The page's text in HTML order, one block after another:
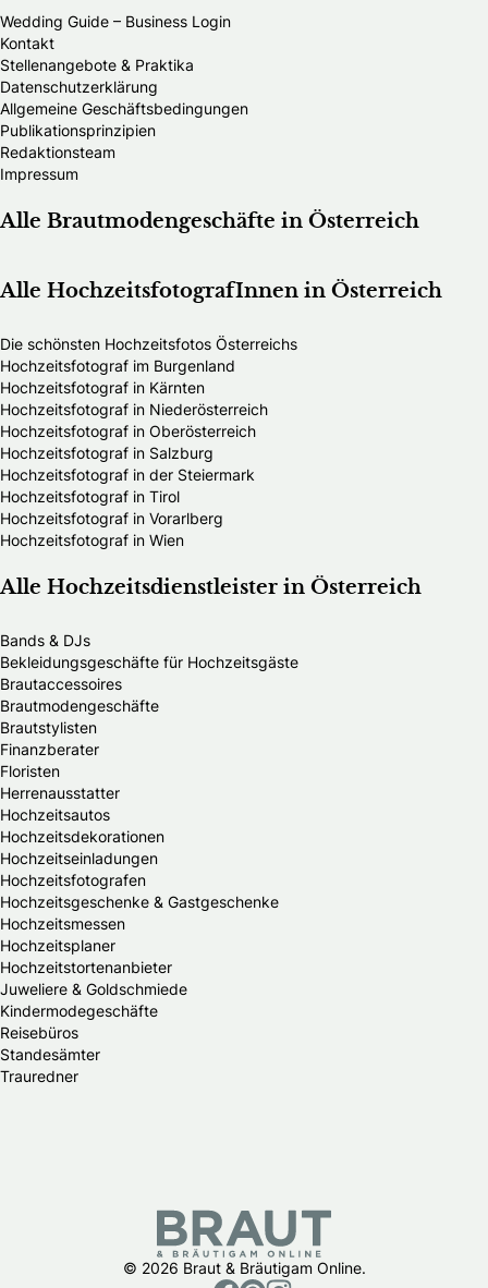
Wedding Guide – Business Login
Kontakt
Stellenangebote & Praktika
Datenschutzerklärung
Allgemeine Geschäftsbedingungen
Publikationsprinzipien
Redaktionsteam
Impressum
Alle Brautmodengeschäfte in Österreich
Alle HochzeitsfotografInnen in Österreich
Die schönsten Hochzeitsfotos Österreichs
Hochzeitsfotograf im Burgenland
Hochzeitsfotograf in Kärnten
Hochzeitsfotograf in Niederösterreich
Hochzeitsfotograf in Oberösterreich
Hochzeitsfotograf in Salzburg
Hochzeitsfotograf in der Steiermark
Hochzeitsfotograf in Tirol
Hochzeitsfotograf in Vorarlberg
Hochzeitsfotograf in Wien
Alle Hochzeitsdienstleister in Österreich
Bands & DJs
Bekleidungsgeschäfte für Hochzeitsgäste
Brautaccessoires
Brautmodengeschäfte
Brautstylisten
Finanzberater
Floristen
Herrenausstatter
Hochzeitsautos
Hochzeitsdekorationen
Hochzeitseinladungen
Hochzeitsfotografen
Hochzeitsgeschenke & Gastgeschenke
Hochzeitsmessen
Hochzeitsplaner
Hochzeitstortenanbieter
Juweliere & Goldschmiede
Kindermodegeschäfte
Reisebüros
Standesämter
Trauredner
© 2026 Braut & Bräutigam Online.